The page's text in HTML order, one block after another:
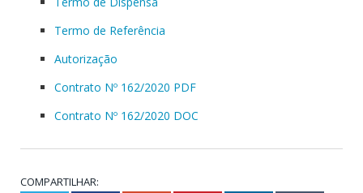
Termo de Referência
Autorização
Contrato Nº 162/2020 PDF
Contrato Nº 162/2020 DOC
COMPARTILHAR: